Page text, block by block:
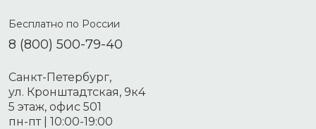
Бесплатно по России
8 (800) 500-79-40
Санкт-Петербург,
ул. Кронштадтская, 9к4
5 этаж, офис 501
пн-пт | 10:00-19:00